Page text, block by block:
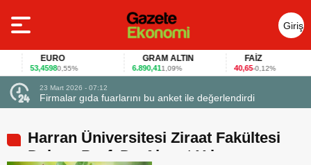
Giriş
Yap
EURO
53,45980,55%
GRAM ALTIN
6.890,411,09%
FAİZ
40,65-0,12%
23 Mart 2026 - 07:12
Firmalar gıda fuarlarını bu anket ile değerlendirdi
Harran Üniversitesi Ziraat Fakültesi
Dekanı Prof. Dr. Ahmet Yılmaz